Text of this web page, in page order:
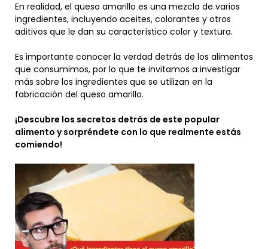
En realidad, el queso amarillo es una mezcla de varios
ingredientes, incluyendo aceites, colorantes y otros
aditivos que le dan su característico color y textura.
Es importante conocer la verdad detrás de los alimentos
que consumimos, por lo que te invitamos a investigar
más sobre los ingredientes que se utilizan en la
fabricación del queso amarillo.
¡Descubre los secretos detrás de este popular
alimento y sorpréndete con lo que realmente estás
comiendo!